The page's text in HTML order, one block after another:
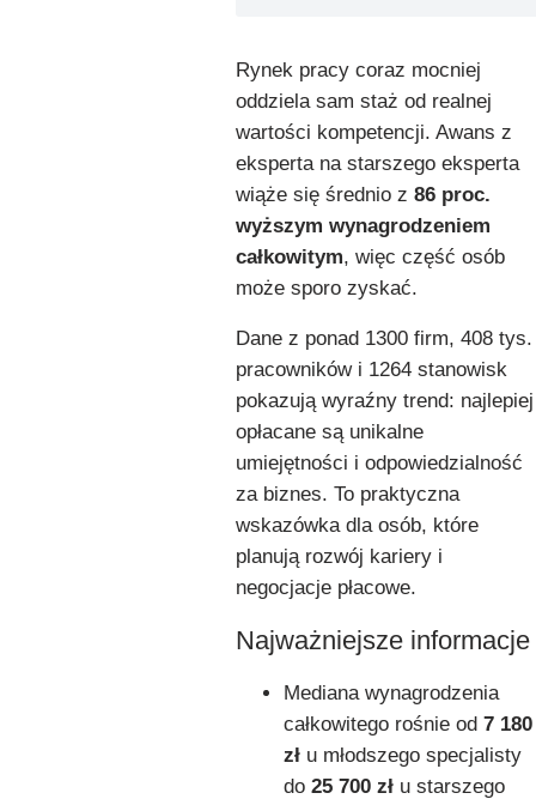
Rynek pracy coraz mocniej
oddziela sam staż od realnej
wartości kompetencji. Awans z
eksperta na starszego eksperta
wiąże się średnio z 86 proc.
wyższym wynagrodzeniem
całkowitym, więc część osób
może sporo zyskać.
Dane z ponad 1300 firm, 408 tys.
pracowników i 1264 stanowisk
pokazują wyraźny trend: najlepiej
opłacane są unikalne
umiejętności i odpowiedzialność
za biznes. To praktyczna
wskazówka dla osób, które
planują rozwój kariery i
negocjacje płacowe.
Najważniejsze informacje
Mediana wynagrodzenia
całkowitego rośnie od 7 180
zł u młodszego specjalisty
do 25 700 zł u starszego